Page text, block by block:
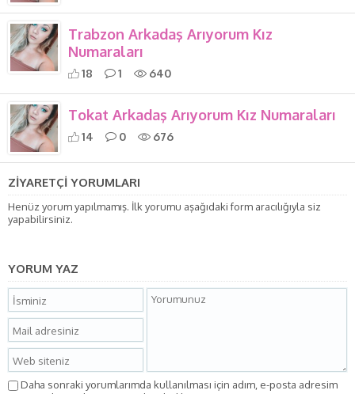
Trabzon Arkadaş Arıyorum Kız
Numaraları
18 1 640
Tokat Arkadaş Arıyorum Kız Numaraları
14 0 676
ZİYARETÇİ YORUMLARI
Henüz yorum yapılmamış. İlk yorumu aşağıdaki form aracılığıyla siz
yapabilirsiniz.
YORUM YAZ
Daha sonraki yorumlarımda kullanılması için adım, e-posta adresim